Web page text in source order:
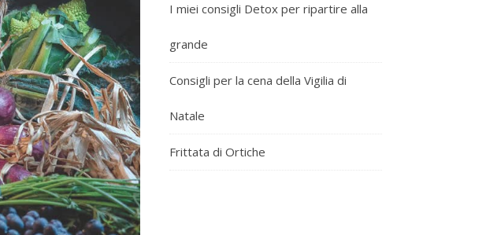
I miei consigli Detox per ripartire alla
grande
Consigli per la cena della Vigilia di
Natale
Frittata di Ortiche